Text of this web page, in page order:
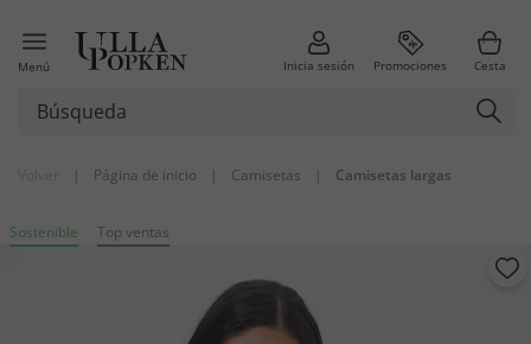
Menú Inicia sesión Promociones Cesta
| Página de inicio | Camisetas | Camisetas largas
Sostenible Top ventas